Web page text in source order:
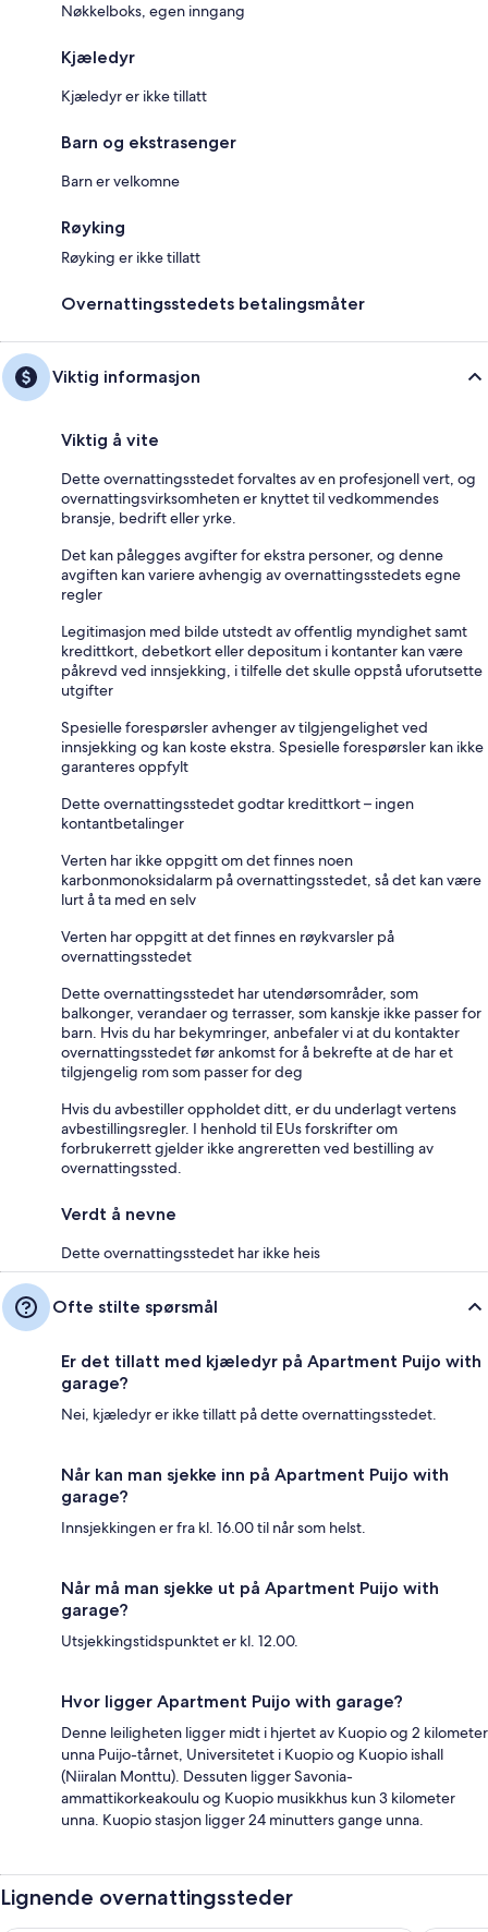
Nøkkelboks, egen inngang
Kjæledyr
Kjæledyr er ikke tillatt
Barn og ekstrasenger
Barn er velkomne
Røyking
Røyking er ikke tillatt
Overnattingsstedets betalingsmåter
Viktig informasjon
Viktig å vite
Dette overnattingsstedet forvaltes av en profesjonell vert, og
overnattingsvirksomheten er knyttet til vedkommendes
bransje, bedrift eller yrke.
Det kan pålegges avgifter for ekstra personer, og denne
avgiften kan variere avhengig av overnattingsstedets egne
regler
Legitimasjon med bilde utstedt av offentlig myndighet samt
kredittkort, debetkort eller depositum i kontanter kan være
påkrevd ved innsjekking, i tilfelle det skulle oppstå uforutsette
utgifter
Spesielle forespørsler avhenger av tilgjengelighet ved
innsjekking og kan koste ekstra. Spesielle forespørsler kan ikke
garanteres oppfylt
Dette overnattingsstedet godtar kredittkort – ingen
kontantbetalinger
Verten har ikke oppgitt om det finnes noen
karbonmonoksidalarm på overnattingsstedet, så det kan være
lurt å ta med en selv
Verten har oppgitt at det finnes en røykvarsler på
overnattingsstedet
Dette overnattingsstedet har utendørsområder, som
balkonger, verandaer og terrasser, som kanskje ikke passer for
barn. Hvis du har bekymringer, anbefaler vi at du kontakter
overnattingsstedet før ankomst for å bekrefte at de har et
tilgjengelig rom som passer for deg
Hvis du avbestiller oppholdet ditt, er du underlagt vertens
avbestillingsregler. I henhold til EUs forskrifter om
forbrukerrett gjelder ikke angreretten ved bestilling av
overnattingssted.
Verdt å nevne
Dette overnattingsstedet har ikke heis
Ofte stilte spørsmål
Er det tillatt med kjæledyr på Apartment Puijo with
garage?
Nei, kjæledyr er ikke tillatt på dette overnattingsstedet.
Når kan man sjekke inn på Apartment Puijo with
garage?
Innsjekkingen er fra kl. 16.00 til når som helst.
Når må man sjekke ut på Apartment Puijo with
garage?
Utsjekkingstidspunktet er kl. 12.00.
Hvor ligger Apartment Puijo with garage?
Denne leiligheten ligger midt i hjertet av Kuopio og 2 kilometer
unna Puijo-tårnet, Universitetet i Kuopio og Kuopio ishall
(Niiralan Monttu). Dessuten ligger Savonia-
ammattikorkeakoulu og Kuopio musikkhus kun 3 kilometer
unna. Kuopio stasjon ligger 24 minutters gange unna.
Lignende overnattingssteder